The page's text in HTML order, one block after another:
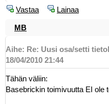
Vastaa Lainaa
MB
Aihe: Re: Uusi osa/setti
18/04/2010 21:44
Tähän väliin:
Basebrickin toimivuutta EI ole